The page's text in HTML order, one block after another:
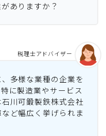
ありますか？
多様な業種の企業を
に製造業やサービス
川可鍛製鉄株式会社
ど幅広く挙げられま
税理士アドバイザー